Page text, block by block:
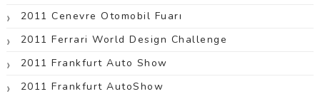
2011 Cenevre Otomobil Fuarı
2011 Ferrari World Design Challenge
2011 Frankfurt Auto Show
2011 Frankfurt AutoShow